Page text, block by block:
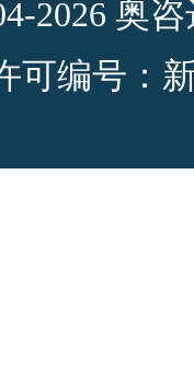
2026 奥
可编号：